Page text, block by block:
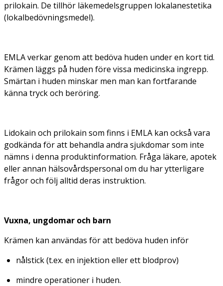
prilokain. De tillhör läkemedelsgruppen lokalanestetika
(lokalbedövningsmedel).
EMLA verkar genom att bedöva huden under en kort tid.
Krämen läggs på huden före vissa medicinska ingrepp.
Smärtan i huden minskar men man kan fortfarande
känna tryck och beröring.
Lidokain och prilokain som finns i EMLA kan också vara
godkända för att behandla andra sjukdomar som inte
nämns i denna produktinformation. Fråga läkare, apotek
eller annan hälsovårdspersonal om du har ytterligare
frågor och följ alltid deras instruktion.
Vuxna, ungdomar och barn
Krämen kan användas för att bedöva huden inför
nålstick (t.ex. en injektion eller ett blodprov)
mindre operationer i huden.